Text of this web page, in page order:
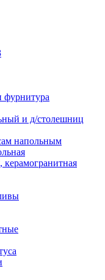
и д/столешниц
напольным
керамогранитная